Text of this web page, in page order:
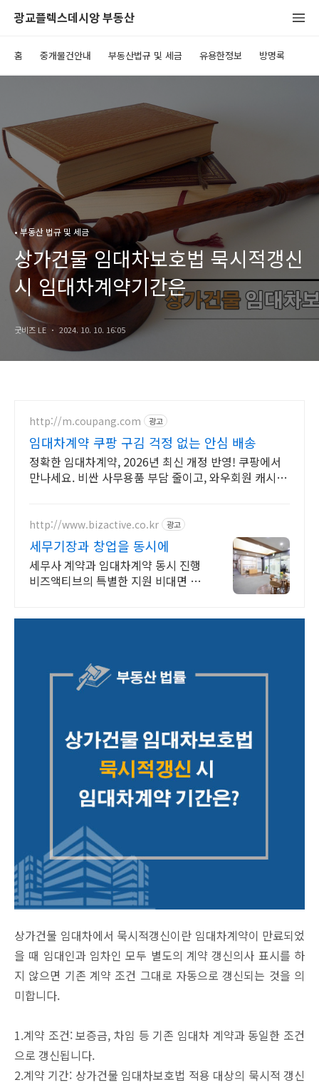
광교플렉스데시앙 부동산
홈 중개물건안내 부동산법규 및 세금 유용한정보 방명록
• 부동산 법규 및 세금
상가건물 임대차보호법 묵시적갱신
시 임대차계약기간은
굿비즈 LE 2024. 10. 10. 16:05
http://m.coupang.com 광고
임대차계약 쿠팡 구김 걱정 없는 안심 배송
정확한 임대차계약, 2026년 최신 개정 반영! 쿠팡에서
만나세요. 비싼 사무용품 부담 줄이고, 와우회원 캐시적
http://www.bizactive.co.kr 광고
세무기장과 창업을 동시에
세무사 계약과 임대차계약 동시 진행
비즈액티브의 특별한 지원 비대면 진
상가건물 임대차에서 묵시적갱신이란 임대차계약이 만료되었
을 때 임대인과 임차인 모두 별도의 계약 갱신의사 표시를 하
지 않으면 기존 계약 조건 그대로 자동으로 갱신되는 것을 의
미합니다.
1.계약 조건: 보증금, 차임 등 기존 임대차 계약과 동일한 조건
으로 갱신됩니다.
2.계약 기간: 상가건물 임대차보호법 적용 대상의 묵시적 갱신